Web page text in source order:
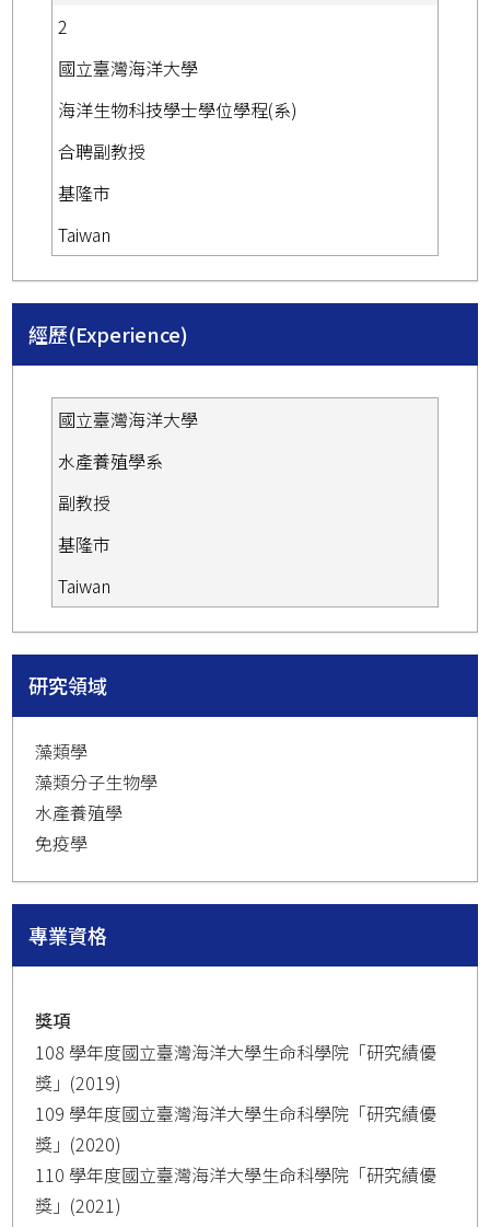
2
國立臺灣海洋大學
海洋生物科技學士學位學程(系)
合聘副教授
基隆市
Taiwan
經歷(Experience)
國立臺灣海洋大學
水產養殖學系
副教授
基隆市
Taiwan
研究領域
藻類學
藻類分子生物學
水產養殖學
免疫學
專業資格
獎項
108 學年度國立臺灣海洋大學生命科學院「研究績優
獎」(2019)
109 學年度國立臺灣海洋大學生命科學院「研究績優
獎」(2020)
110 學年度國立臺灣海洋大學生命科學院「研究績優
獎」(2021)